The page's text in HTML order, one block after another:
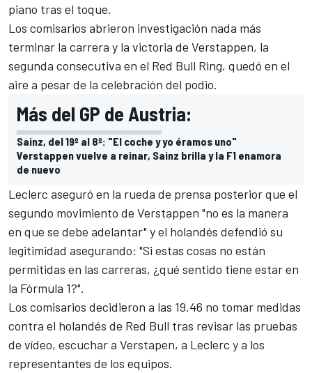
piano tras el toque.
Los comisarios abrieron investigación nada más
terminar la carrera y la victoria de Verstappen, la
segunda consecutiva en el Red Bull Ring, quedó en el
aire a pesar de la celebración del podio.
Más del GP de Austria:
Sainz, del 19º al 8º: "El coche y yo éramos uno"
Verstappen vuelve a reinar, Sainz brilla y la F1 enamora
de nuevo
Leclerc aseguró en la rueda de prensa posterior que el
segundo movimiento de Verstappen "no es la manera
en que se debe adelantar" y el holandés defendió su
legitimidad asegurando: "Si estas cosas no están
permitidas en las carreras, ¿qué sentido tiene estar en
la Fórmula 1?".
Los comisarios decidieron a las 19.46 no tomar medidas
contra el holandés de Red Bull tras revisar las pruebas
de vídeo, escuchar a Verstapen, a Leclerc y a los
representantes de los equipos.